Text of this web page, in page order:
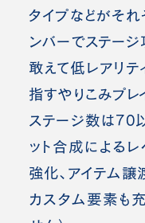
タイプなどがそれ
ンバーでステー
敢えて低レアリ
指すやりこみプレ
ステージ数は70
ット合成による
強化、アイテム譲
カスタム要素も